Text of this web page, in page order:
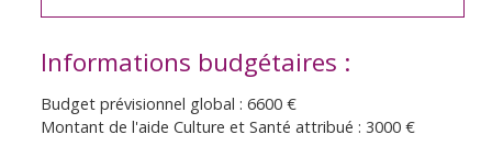
Informations budgétaires :
Budget prévisionnel global : 6600 €
Montant de l'aide Culture et Santé attribué : 3000 €